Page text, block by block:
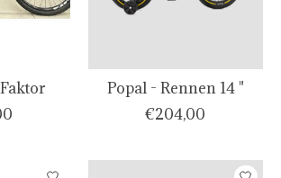
Popal - Rennen 14 "
€204,00